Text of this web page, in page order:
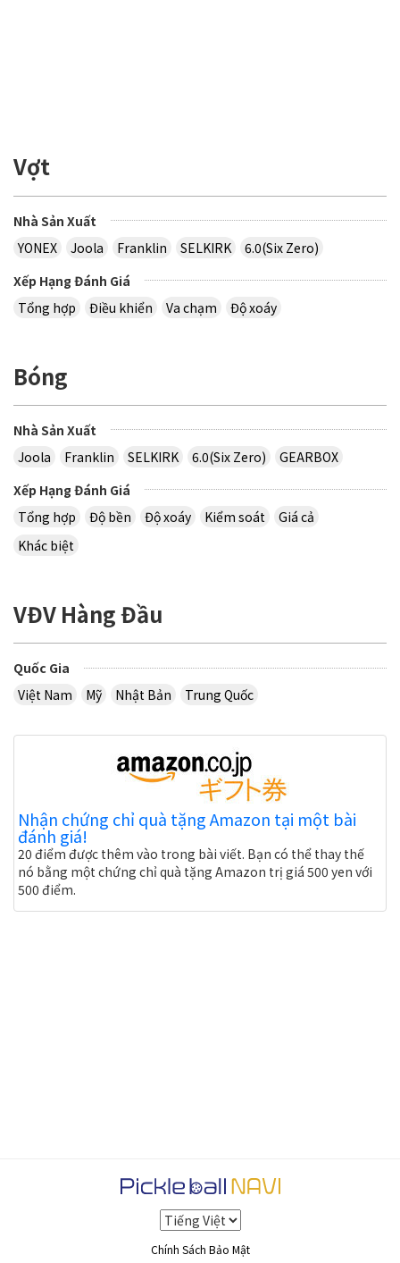
Vợt
Nhà Sản Xuất
YONEX
Joola Franklin SELKIRK
6.0(Six Zero)
Xếp Hạng Đánh Giá
Tổng hợp
Điều khiển Va chạm Độ xoáy
Bóng
Nhà Sản Xuất
Joola
Franklin SELKIRK 6.0(Six Zero)
GEARBOX
Xếp Hạng Đánh Giá
Tổng hợp
Độ bền Độ xoáy Kiểm soát
Giá cả
Khác biệt
VĐV Hàng Đầu
Quốc Gia
Việt Nam
Mỹ Nhật Bản Trung Quốc
Nhận chứng chỉ quà tặng Amazon tại một bài
đánh giá!
20 điểm được thêm vào trong bài viết. Bạn có thể thay thế
nó bằng một chứng chỉ quà tặng Amazon trị giá 500 yen với
500 điểm.
Chính Sách Bảo Mật